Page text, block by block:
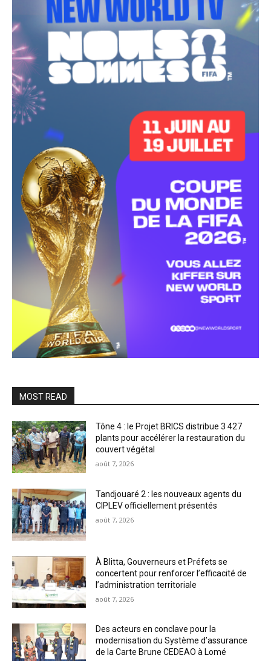
MOST READ
Tône 4 : le Projet BRICS distribue 3 427
plants pour accélérer la restauration du
couvert végétal
août 7, 2026
Tandjouaré 2 : les nouveaux agents du
CIPLEV officiellement présentés
août 7, 2026
À Blitta, Gouverneurs et Préfets se
concertent pour renforcer l’efficacité de
l’administration territoriale
août 7, 2026
Des acteurs en conclave pour la
modernisation du Système d’assurance
de la Carte Brune CEDEAO à Lomé